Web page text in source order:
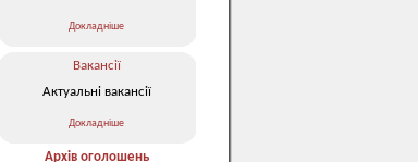
Докладніше
Вакансії
Актуальні вакансії
Докладніше
Архів оголошень